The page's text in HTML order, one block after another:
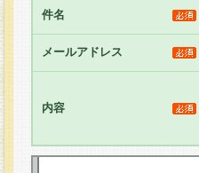
件名
メールアドレス
内容